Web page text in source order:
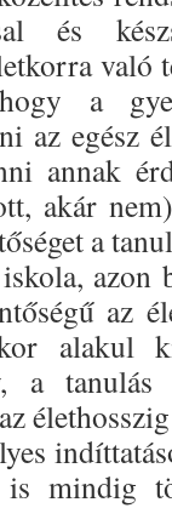
és
hogy a
az egész
annak
akár
a
azon
az
alakul
a
mindig